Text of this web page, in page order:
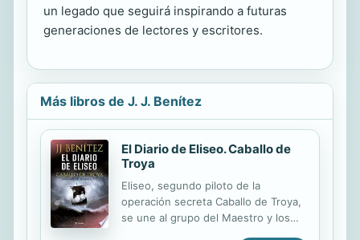
un legado que seguirá inspirando a futuras
generaciones de lectores y escritores.
Más libros de J. J. Benítez
El Diario de Eliseo. Caballo de
Troya
Eliseo, segundo piloto de la
operación secreta Caballo de Troya,
se une al grupo del Maestro y los